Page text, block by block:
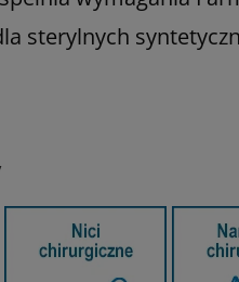
sterylnych